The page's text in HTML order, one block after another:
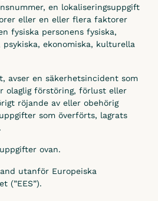
en lokaliseringsuppgift
eller en eller flera faktorer
fysiska personens fysiska,
psykiska, ekonomiska, kulturella
avser en säkerhetsincident som
olaglig förstöring, förlust eller
röjande av eller obehörig
som överförts, lagrats
ovan.
utanför Europeiska
(”EES”).